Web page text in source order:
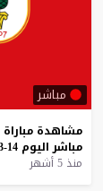
مباشر
مشاهدة مباراة
مباشر اليوم 14-3-2026
منذ 5 أشهر